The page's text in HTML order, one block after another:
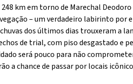
248 km em torno de Marechal
– um verdadeiro labirinto por
dos últimos dias trouxeram a
de trial, com piso desgastado e
será pouco para não
a chance de passar por locais